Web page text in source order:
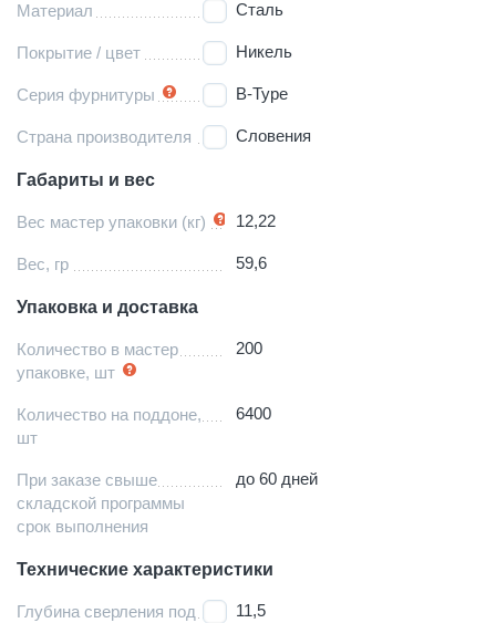
Материал Сталь
Покрытие / цвет Никель
Серия фурнитуры B-Type
Страна производителя Словения
Габариты и вес
Вес мастер упаковки (кг) 12,22
Вес, гр 59,6
Упаковка и доставка
Количество в мастер
упаковке, шт
200
Количество на поддоне,
шт
6400
При заказе свыше
складской программы
срок выполнения
до 60 дней
Технические характеристики
Глубина сверления под
11,5